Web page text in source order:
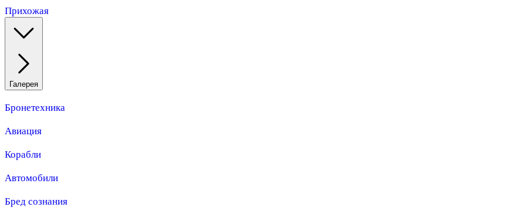
Прихожая
Галерея
Бронетехника
Авиация
Корабли
Автомобили
Бред сознания